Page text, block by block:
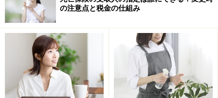
た。
松友選手：
リオ五輪は本当にワクワクした場所でした。
高橋選手：
集中力はある方だと思います。緊張するよりも良いプレ
ーを見せたいと思ってワクワクしてしまいます。
松友選手：
の注意点と税金の仕組み